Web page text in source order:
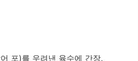
포)를 우려낸 육수에 간장,